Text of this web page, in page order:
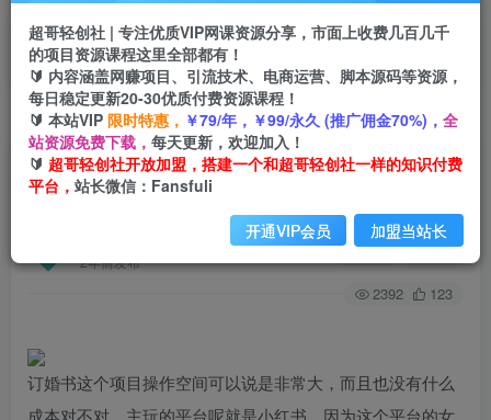
首页 创业课程 会员专属 正文
（6396期）蓝海刚需小红书订婚书项目 无门槛0基
础即可操作 操作得当日入500+
2年前发布
关注 私信
2392 123
订婚书这个项目操作空间可以说是非常大，而且也没有什么
成本对不对，主玩的平台呢就是小红书，因为这个平台的女
超哥轻创社 | 专注优质VIP网课资源分享，市面上收费几百几千
的项目资源课程这里全部都有！
🔰 内容涵盖网赚项目、引流技术、电商运营、脚本源码等资源，
每日稳定更新20-30优质付费资源课程！
🔰 本站VIP 限时特惠， ￥79/年，￥99/永久 (推广佣金70%)， 全
站资源免费下载， 每天更新，欢迎加入！
🔰 超哥轻创社开放加盟，搭建一个和超哥轻创社一样的知识付费
平台， 站长微信：Fansfuli
开通VIP会员 加盟当站长